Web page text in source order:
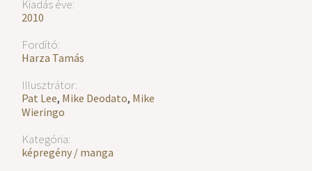
Kiadás éve:
2010
Fordító:
Harza Tamás
Illusztrátor:
Pat Lee, Mike Deodato, Mike
Wieringo
Kategória:
képregény / manga